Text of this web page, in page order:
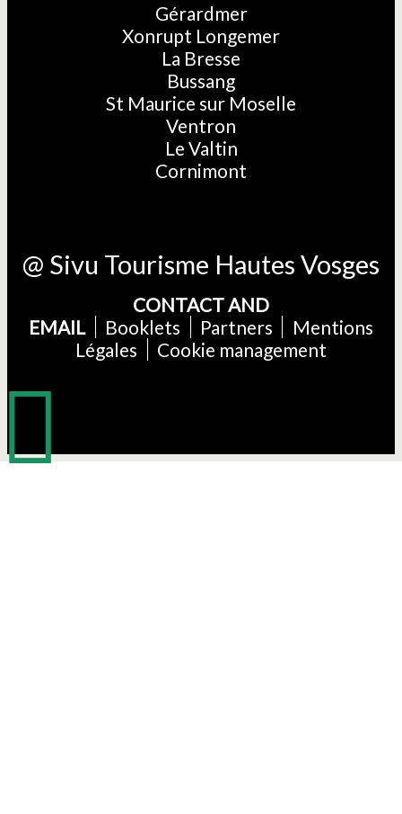
Gérardmer
Xonrupt Longemer
La Bresse
Bussang
St Maurice sur Moselle
Ventron
Le Valtin
Cornimont
@ Sivu Tourisme Hautes Vosges
CONTACT AND
EMAIL
Booklets Partners
Mentions
Légales
Cookie management